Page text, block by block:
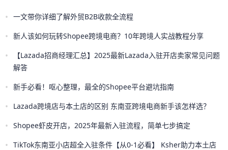
• 一文带你详细了解外贸B2B收款全流程
• 新人该如何玩转Shopee跨境电商？10年跨境人实战教程分享
•
【Lazada招商经理汇总】2025最新Lazada入驻开店卖家常见问题
解答
• 新手必看！呕心整理，最全的Shopee平台避坑指南
• Lazada跨境店与本土店的区别 东南亚跨境电商新手该怎样选？
• Shopee虾皮开店，2025年最新入驻流程，简单七步搞定
• TikTok东南亚小店超全入驻条件【从0-1必看】 Ksher助力本土店